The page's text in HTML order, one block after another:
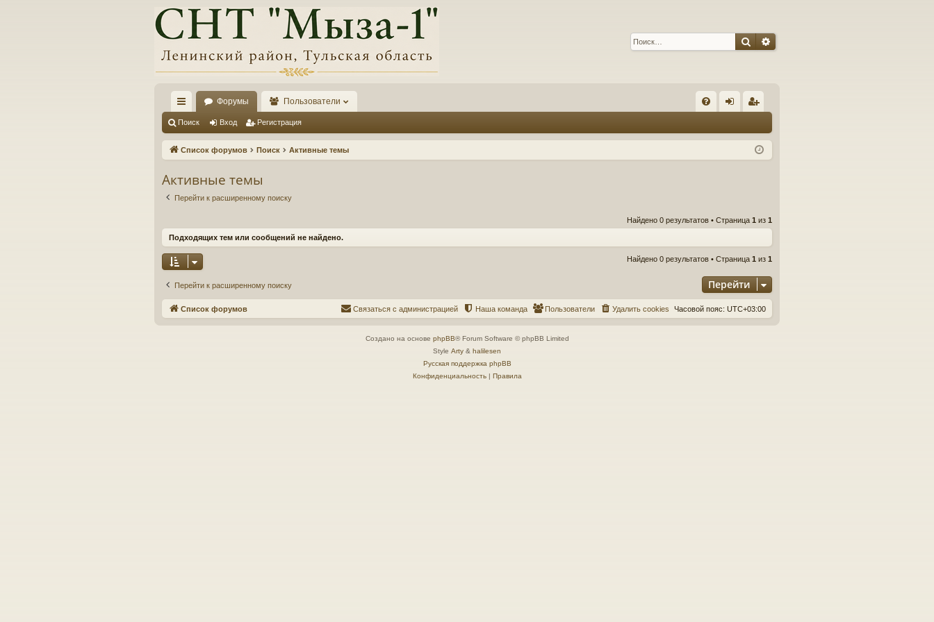
ПоискРасширенный поиск
с
ы
и
Форумы Пользователи
Q д ис
Поиск Вход Регистрация
Список форумов Поиск Активные темы
Активные темы
Перейти к расширенному поиску
Найдено 0 результатов • Страница 1 из 1
Подходящих тем или сообщений не найдено.
Найдено 0 результатов • Страница 1 из 1
Перейти к расширенному поиску Перейти
Список форумов Часовой пояс: UTC+03:00
Удалить cookies
Пользователи
Наша команда
Связаться с администрацией
Создано на основе phpBB® Forum Software © phpBB Limited
Style Arty & halilesen
Русская поддержка phpBB
Конфиденциальность| Правила